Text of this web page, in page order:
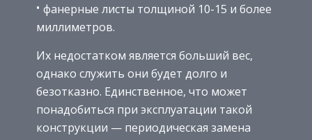
фанерные листы толщиной 10-15 и более
миллиметров.
Их недостатком является больший вес,
однако служить они будет долго и
безотказно. Единственное, что может
понадобиться при эксплуатации такой
конструкции — периодическая замена